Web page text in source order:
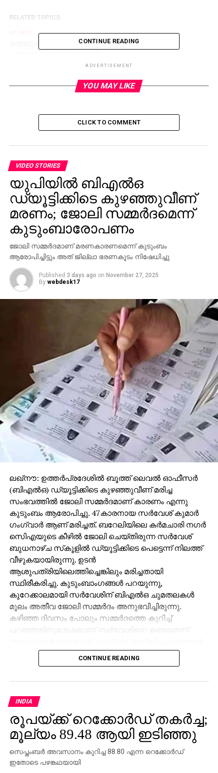
RELATED TOPICS:
തെലുങ്ക് പ്രേമത്തിന്റെ ബോക്‌സ് ഓഫീസ്
കളക്ഷന്‍ അറിയേണ്ടേ?
കാറ്റൂരി വിട്ടപ്പോൾ ഷാജൻ സ്‌കറിയക്കും
മനസ്സിലായി, ‘കാവി ഭീകരത ഉണ്ട്’
CONTINUE READING
ADVERTISEMENT
YOU MAY LIKE
CLICK TO COMMENT
VIDEO STORIES
യുപിയില്‍ ബിഎല്‍ഒ
ഡ്യൂട്ടിക്കിടെ കുഴഞ്ഞുവീണ്
മരണം; ജോലി സമ്മര്‍ദമെന്ന്
കുടുംബാരോപണം
ജോലി സമ്മര്‍ദമാണ് മരണകാരണമെന്ന് കുടുംബം
ആരോപിച്ചിട്ടും അത് ജില്ലാ ഭരണകൂടം നിഷേധിച്ചു
Published 3 days ago on November 27, 2025
By webdesk17
ലഖ്‌നൗ: ഉത്തര്‍പ്രദേശില്‍ ബൂത്ത് ലെവല്‍ ഓഫീസര്‍
(ബിഎല്‍ഒ) ഡ്യൂട്ടിക്കിടെ കുഴഞ്ഞുവീണ് മരിച്ച
സംഭവത്തില്‍ ജോലി സമ്മര്‍ദമാണ് കാരണം എന്നു
കുടുംബം ആരോപിച്ചു. 47കാരനായ സര്‍വേശ് കുമാര്‍
ഗംഗ്വാര്‍ ആണ് മരിച്ചത്. ബറേലിയിലെ കര്‍മചാരി നഗര്‍
സിെഎയുടെ കീഴില്‍ ജോലി ചെയ്തിരുന്ന സര്‍വേശ്
ബുധനാഴ്ച സ്‌കൂളില്‍ ഡ്യൂട്ടിക്കിടെ പെട്ടെന്ന് നിലത്ത്
വീഴുകയായിരുന്നു. ഉടന്‍
ആശുപത്രിയിലെത്തിച്ചെങ്കിലും മരിച്ചതായി
സ്ഥിരീകരിച്ചു. കുടുംബാംഗങ്ങള്‍ പറയുന്നു,
കുറേക്കാലമായി സര്‍വേശിന് ബിഎല്‍ഒ ചുമതലകള്‍
മൂലം അതീവ ജോലി സമ്മര്‍ദം അനുഭവിച്ചിരുന്നു.
കഴിഞ്ഞ ദിവസം പോലും സമ്മര്‍ദത്തെ കുറിച്ച്
ജോലി സമ്മര്‍ദമാണ് മരണകാരണമെന്ന് കുടുംബം
ആരോപിച്ചിട്ടും അത് ജില്ലാ ഭരണകൂടം നിഷേധിച്ചു.
ജോലിസമ്മര്‍ദം കണ്ടെത്താനായിട്ടില്ലെന്നുമാണ്
എസ്ഡിഎം പ്രമോദ് കുമാര്‍ പറഞ്ഞത്. മരണവുമായി
ബന്ധപ്പെട്ട കൂടുതല്‍ റിപ്പോര്‍ട്ടുകള്‍ ശേഖരിക്കാനായി
അന്വേഷണം തുടരുകയാണ്.
CONTINUE READING
INDIA
രൂപയ്ക്ക് റെക്കോര്‍ഡ് തകര്‍ച്ച;
മൂല്യം 89.48 ആയി ഇടിഞ്ഞു
സെപ്തംബര്‍ അവസാനം കുറിച്ച 88.80 എന്ന റെക്കോര്‍ഡ്
ഇതോടെ പഴങ്കഥയായി